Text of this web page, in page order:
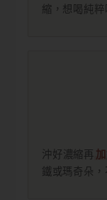
縮，想喝純粹
沖好濃縮再
鐵或瑪奇朵，